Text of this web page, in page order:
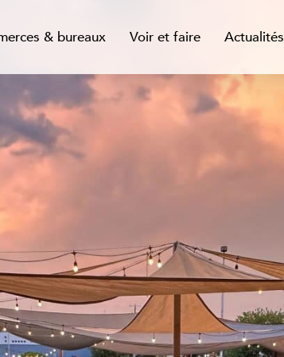
& bureaux Voir et faire Actualités